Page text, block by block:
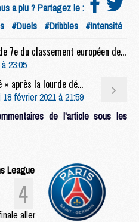
a plu ? Partagez le :
#Duels #Dribbles #Intensité
Europe : Le PSG solide 7e du classement européen des clubs
23:05
Match : Gérard Piqué « effondré » après la lourde défaite face au PSG
18 février 2021 à 21:59
de l'article sous les
League
4
aller